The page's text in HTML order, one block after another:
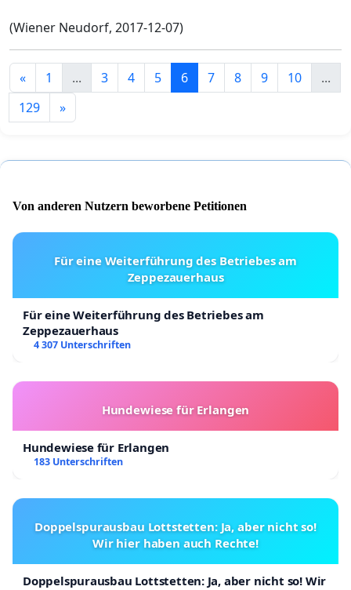
(Wiener Neudorf, 2017-12-07)
« 1 ... 3 4 5 6 7 8 9 10
...
129
»
Von anderen Nutzern beworbene Petitionen
Für eine Weiterführung des Betriebes am
Zeppezauerhaus
Für eine Weiterführung des Betriebes am
Zeppezauerhaus
4 307 Unterschriften
Hundewiese für Erlangen
Hundewiese für Erlangen
183 Unterschriften
Doppelspurausbau Lottstetten: Ja, aber nicht so!
Wir hier haben auch Rechte!
Doppelspurausbau Lottstetten: Ja, aber nicht so! Wir